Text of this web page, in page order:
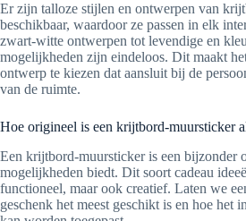
Er zijn talloze stijlen en ontwerpen van
beschikbaar, waardoor ze passen in elk
zwart-witte ontwerpen tot levendige en
mogelijkheden zijn eindeloos. Dit maakt
ontwerp te kiezen dat aansluit bij de
van de ruimte.
Hoe origineel is een krijtbord-muursticker
Een krijtbord-muursticker is een bijzonder
mogelijkheden biedt. Dit soort cadeau
functioneel, maar ook creatief. Laten we
geschenk het meest geschikt is en hoe het